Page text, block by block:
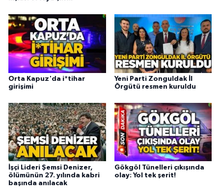
Orta Kapuz'da i*tihar
girişimi
Yeni Parti Zonguldak İl
Örgütü resmen kuruldu
İşçi Lideri Şemsi Denizer,
ölümünün 27. yılında kabri
başında anılacak
Gökgöl Tünelleri çıkışında
olay: Yol tek şerit!